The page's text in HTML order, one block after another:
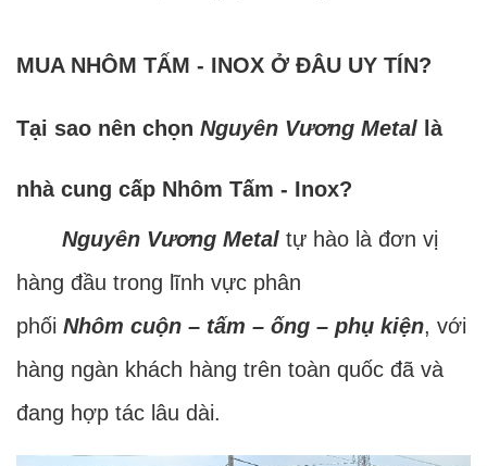
MUA NHÔM TẤM - INOX Ở ĐÂU UY TÍN?
Tại sao nên chọn Nguyên Vương Metal là
nhà cung cấp Nhôm Tấm - Inox?
Nguyên Vương Metal tự hào là đơn vị
hàng đầu trong lĩnh vực phân
phối Nhôm cuộn – tấm – ống – phụ kiện, với
hàng ngàn khách hàng trên toàn quốc đã và
đang hợp tác lâu dài.